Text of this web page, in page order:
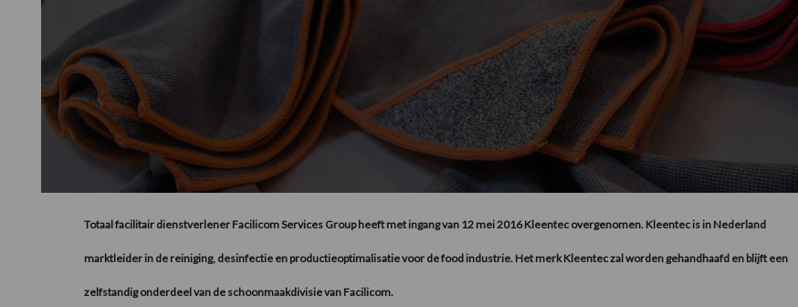
Totaal facilitair dienstverlener Facilicom Services Group heeft met ingang van 12 mei 2016 Kleentec overgenomen. Kleentec is in Nederland
marktleider in de reiniging, desinfectie en productieoptimalisatie voor de food industrie. Het merk Kleentec zal worden gehandhaafd en blijft een
zelfstandig onderdeel van de schoonmaakdivisie van Facilicom.